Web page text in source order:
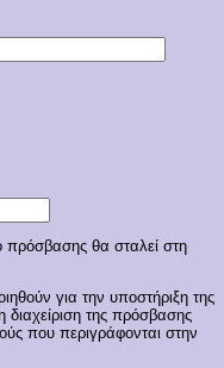
πρόσβασης θα σταλεί στη
για την υποστήριξη της
διαχείριση της πρόσβασης
που περιγράφονται στην